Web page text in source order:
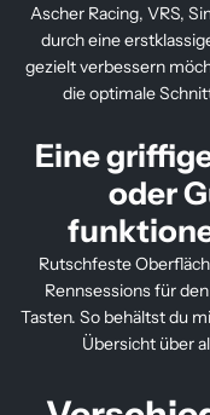
Ascher Racing, VRS,
durch eine
gezielt verbessern
die optimale
Eine
oder
Rutschfeste
Rennsessions für
Tasten. So behältst du
Übersicht über